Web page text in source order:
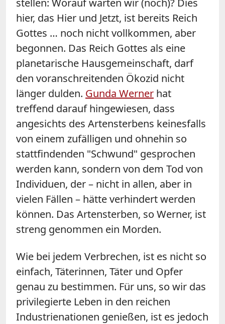
hier, das Hier und Jetzt, ist bereits Reich
Gottes … noch nicht vollkommen, aber
begonnen. Das Reich Gottes als eine
planetarische Hausgemeinschaft, darf
den voranschreitenden Ökozid nicht
länger dulden. Gunda Werner hat
treffend darauf hingewiesen, dass
angesichts des Artensterbens keinesfalls
von einem zufälligen und ohnehin so
stattfindenden "Schwund" gesprochen
werden kann, sondern von dem Tod von
Individuen, der – nicht in allen, aber in
vielen Fällen – hätte verhindert werden
können. Das Artensterben, so Werner, ist
streng genommen ein Morden.
Wie bei jedem Verbrechen, ist es nicht so
einfach, Täterinnen, Täter und Opfer
genau zu bestimmen. Für uns, so wir das
privilegierte Leben in den reichen
Industrienationen genießen, ist es jedoch